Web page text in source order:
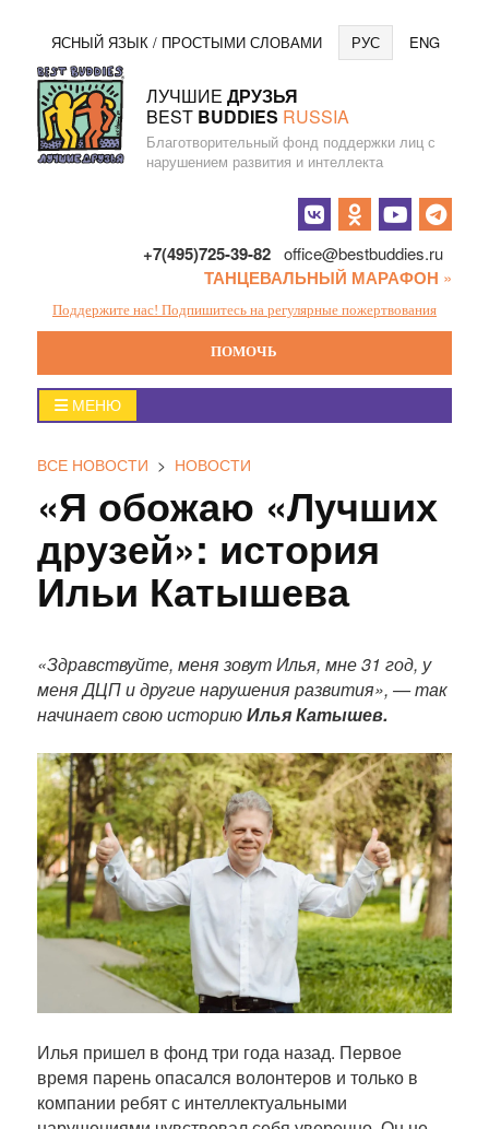
Перейти
к
содержанию
ЯСНЫЙ ЯЗЫК / ПРОСТЫМИ СЛОВАМИ РУС ENG
ЛУЧШИЕ ДРУЗЬЯ
BEST BUDDIES RUSSIA
Благотворительный фонд поддержки лиц с
нарушением развития и интеллекта
+7(495)725-39-82 office@bestbuddies.ru
ТАНЦЕВАЛЬНЫЙ МАРАФОН »
Поддержите нас! Подпишитесь на регулярные пожертвования
ПОМОЧЬ
Главное
меню
МЕНЮ
ВСЕ НОВОСТИ > НОВОСТИ
«Я обожаю «Лучших
друзей»: история
Ильи Катышева
л
н
ы
й
т
е
к
с
т
п
у
а
ц
и
«Здравствуйте, меня зовут Илья, мне 31 год, у
меня ДЦП и другие нарушения развития», — так
начинает свою историюИлья Катышев.
Илья пришел в фонд три года назад. Первое
время парень опасался волонтеров и только в
компании ребят с интеллектуальными